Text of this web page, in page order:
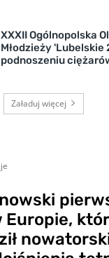
XXXII Ogólnopolska
Młodzieży 'Lubelskie
podnoszeniu
Załaduj więcej